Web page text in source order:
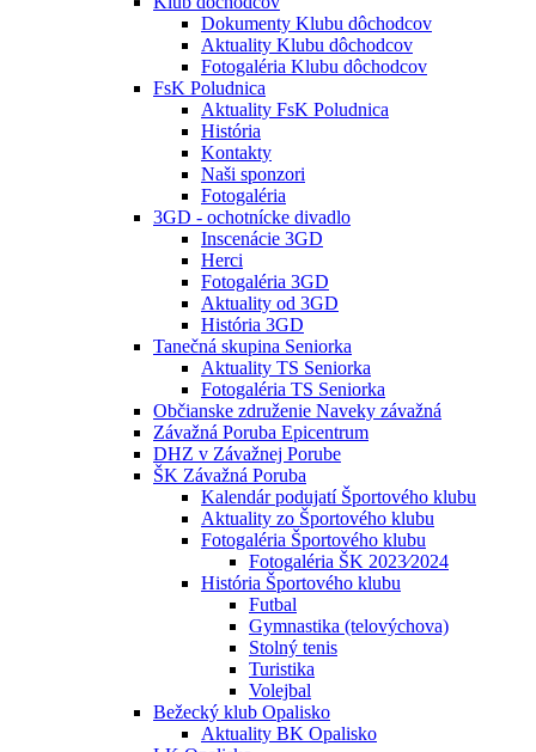
Dokumenty Klubu dôchodcov
Aktuality Klubu dôchodcov
Fotogaléria Klubu dôchodcov
FsK Poludnica
Aktuality FsK Poludnica
História
Kontakty
Naši sponzori
Fotogaléria
3GD - ochotnícke divadlo
Inscenácie 3GD
Herci
Fotogaléria 3GD
Aktuality od 3GD
História 3GD
Tanečná skupina Seniorka
Aktuality TS Seniorka
Fotogaléria TS Seniorka
Občianske združenie Naveky závažná
Závažná Poruba Epicentrum
DHZ v Závažnej Porube
ŠK Závažná Poruba
Kalendár podujatí Športového klubu
Aktuality zo Športového klubu
Fotogaléria Športového klubu
Fotogaléria ŠK 2023⁄2024
História Športového klubu
Futbal
Gymnastika (telovýchova)
Stolný tenis
Turistika
Volejbal
Bežecký klub Opalisko
Aktuality BK Opalisko